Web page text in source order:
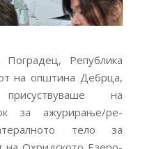
Република
на општина Дебрца,
на
за ажурирање/ре-
тело за